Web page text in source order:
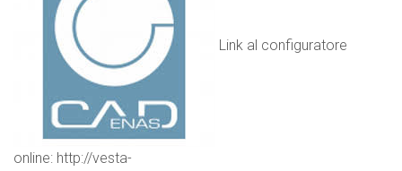
Link al configuratore
online: http://vesta-